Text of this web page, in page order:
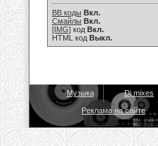
BB коды Вкл.
Смайлы Вкл.
[IMG] код Вкл.
HTML код Выкл.
Музыка Dj mixes
Реклама на сайте